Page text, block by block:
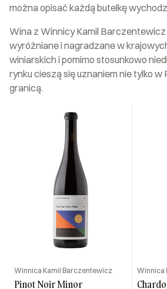
można opisać każdą butelkę
Wina z Winnicy Kamil Barczentewicz
wyróżniane i nagradzane w
winiarskich i pomimo stosunkowo
rynku cieszą się uznaniem nie tylko w
granicą.
Winnica Kamil Barczentewicz
Pinot Noir Minor
Winnica